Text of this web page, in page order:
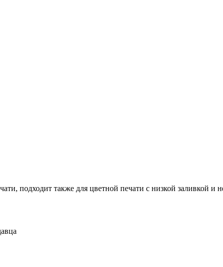
подходит также для цветной печати с низкой заливкой и